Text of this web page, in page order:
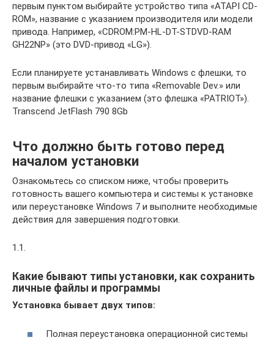
первым пунктом выбирайте устройство типа «ATAPI CD-
ROM», название с указанием производителя или модели
привода. Например, «CDROM:PM-HL-DT-STDVD-RAM
GH22NP» (это DVD-привод «LG»).
Если планируете устанавливать Windows с флешки, то
первым выбирайте что-то типа «Removable Dev.» или
название флешки с указанием (это флешка «PATRIOT»).
Transcend JetFlash 790 8Gb
Что должно быть готово перед
началом установки
Ознакомьтесь со списком ниже, чтобы проверить
готовность вашего компьютера и системы к установке
или переустановке Windows 7 и выполните необходимые
действия для завершения подготовки.
1.1.
Какие бывают типы установки, как сохранить
личные файлы и программы
Установка бывает двух типов:
Полная переустановка операционной системы